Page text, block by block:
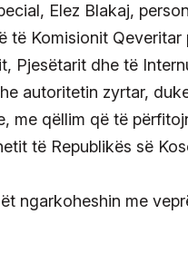
Elez Blakaj,
të Komisionit
Pjesëtarit dhe të
autoritetin zyrtar,
me qëllim që të
të Republikës së
ngarkoheshin me